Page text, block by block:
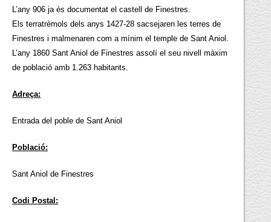
L’any 906 ja és documentat el castell de Finestres.
Els terratrèmols dels anys 1427-28 sacsejaren les terres de
Finestres i malmenaren com a mínim el temple de Sant Aniol.
L’any 1860 Sant Aniol de Finestres assolí el seu nivell màxim
de població amb 1.263 habitants.
Adreça:
Entrada del poble de Sant Aniol
Població:
Sant Aniol de Finestres
Codi Postal: